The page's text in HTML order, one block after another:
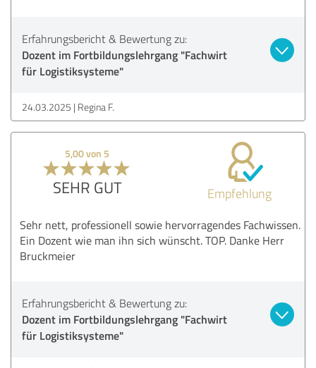
Erfahrungsbericht & Bewertung zu:
Dozent im Fortbildungslehrgang "Fachwirt
für Logistiksysteme"
24.03.2025 Regina F.
5,00 von 5
SEHR GUT Empfehlung
Sehr nett, professionell sowie hervorragendes Fachwissen.
Ein Dozent wie man ihn sich wünscht. TOP. Danke Herr
Bruckmeier
Erfahrungsbericht & Bewertung zu:
Dozent im Fortbildungslehrgang "Fachwirt
für Logistiksysteme"